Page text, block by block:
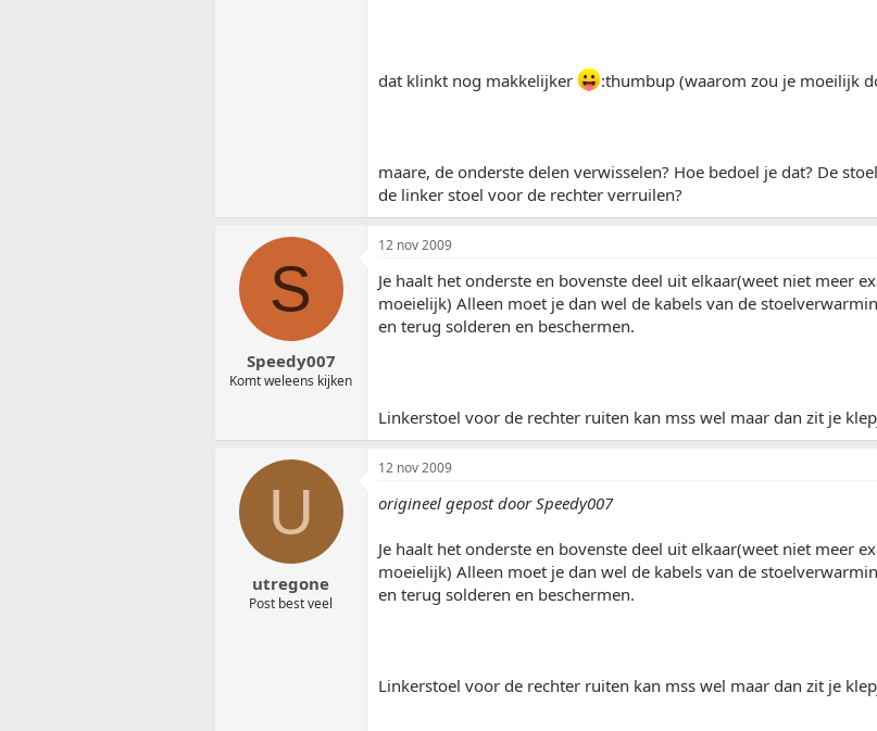
dat klinkt nog makkelijker :thumbup (waarom zou je moeilijk
maare, de onderste delen verwisselen? Hoe bedoel je dat? De
de linker stoel voor de rechter verruilen?
S
Speedy007
Komt weleens kijken
12 nov 2009
Je haalt het onderste en bovenste deel uit elkaar(weet niet meer
moeielijk) Alleen moet je dan wel de kabels van de
en terug solderen en beschermen.
Linkerstoel voor de rechter ruiten kan mss wel maar dan zit je
U
utregone
Post best veel
12 nov 2009
origineel gepost door Speedy007
Je haalt het onderste en bovenste deel uit elkaar(weet niet meer
moeielijk) Alleen moet je dan wel de kabels van de
en terug solderen en beschermen.
Linkerstoel voor de rechter ruiten kan mss wel maar dan zit je